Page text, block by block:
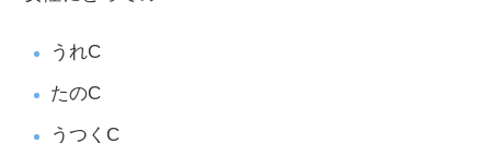
うれC
たのC
うつくC